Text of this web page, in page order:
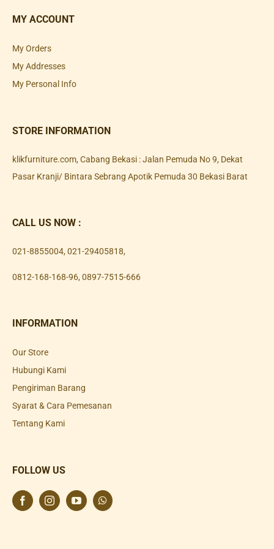
MY ACCOUNT
My Orders
My Addresses
My Personal Info
STORE INFORMATION
klikfurniture.com, Cabang Bekasi : Jalan Pemuda No 9, Dekat
Pasar Kranji/ Bintara Sebrang Apotik Pemuda 30 Bekasi Barat
CALL US NOW :
021-8855004, 021-29405818,
0812-168-168-96, 0897-7515-666
INFORMATION
Our Store
Hubungi Kami
Pengiriman Barang
Syarat & Cara Pemesanan
Tentang Kami
FOLLOW US